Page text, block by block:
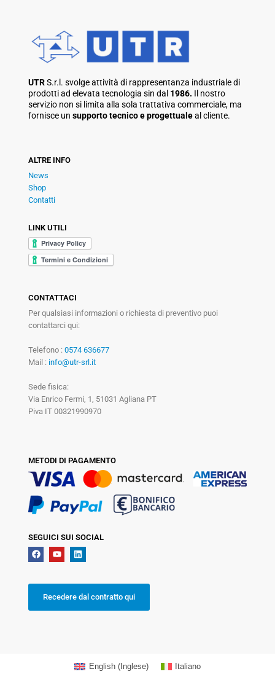
UTRS.r.l. svolge attività di rappresentanza industriale di
prodotti ad elevata tecnologia sin dal 1986. Il nostro
servizio non si limita alla sola trattativa commerciale, ma
fornisce un supporto tecnico e progettualeal cliente.
ALTRE INFO
News
Shop
Contatti
LINK UTILI
CONTATTACI
Per qualsiasi informazioni o richiesta di preventivo puoi
contattarci qui:
Telefono : 0574 636677
Mail : info@utr-srl.it
Sede fisica:
Via Enrico Fermi, 1, 51031 Agliana PT
Piva IT 00321990970
METODI DI PAGAMENTO
SEGUICI SUI SOCIAL
Recedere dal contratto qui
English(Inglese) Italiano